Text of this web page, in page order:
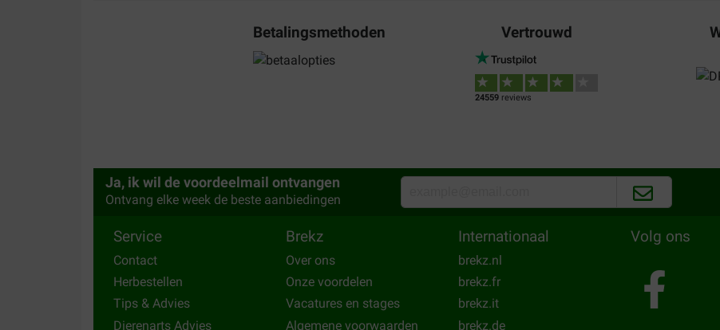
Het product is zeker goed, maar de leveringsdienst DPD trekt op niks. Spijtig
genoeg zal ik daardoor niets meer bestellen .
Mijn katers vinden dit het
katten zijn er dol op. leuke aanbieding
Translate to English
Super droogvoer
Translate to English
Betalingsmethoden Vertrouwd
24559reviews
Ja, ik wil de voordeelmail ontvangen
Ontvang elke week de beste aanbiedingen
Service
Contact
Herbestellen
Tips & Advies
Dierenarts Advies
Brekz
Over ons
Onze voordelen
Vacatures en stages
Algemene voorwaarden
Internationaal
brekz.nl
brekz.fr
brekz.it
brekz.de
Volg ons